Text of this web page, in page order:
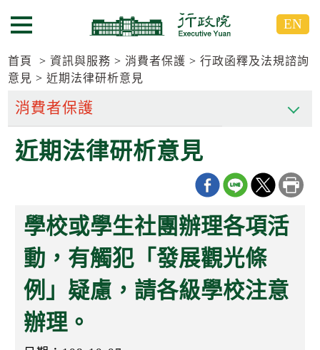
到
要
內
塊
到
要
內
塊
選單按鈕 EN
首頁 資訊與服務 消費者保護
行政函釋及法規諮詢
意見
近期法律研析意見
近期法律研析意見
學校或學生社團辦理各項活
動，有觸犯「發展觀光條
例」疑慮，請各級學校注意
辦理。